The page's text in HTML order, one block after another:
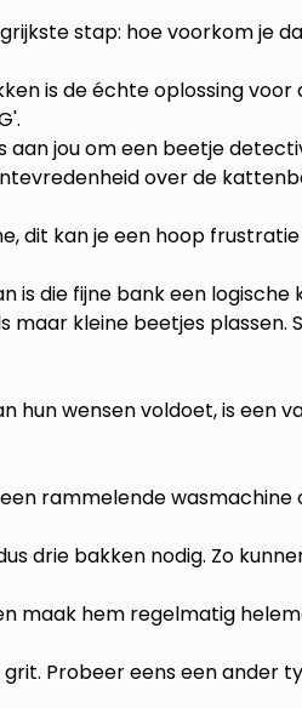
stap: hoe voorkom je
is de échte oplossing voor
aan jou om een beetje
over de
dit kan je een hoop
die fijne bank een logische
maar kleine beetjes plassen.
hun wensen voldoet, is een
rammelende wasmachine
drie bakken nodig. Zo
maak hem regelmatig
Probeer eens een ander